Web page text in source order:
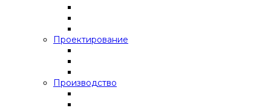
Проектирование
Производство